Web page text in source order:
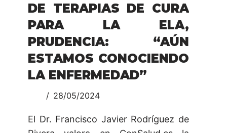
DE TERAPIAS DE CURA
PARA LA ELA,
PRUDENCIA: “AÚN
ESTAMOS CONOCIENDO
LA ENFERMEDAD”
28/05/2024
El Dr. Francisco Javier Rodríguez de